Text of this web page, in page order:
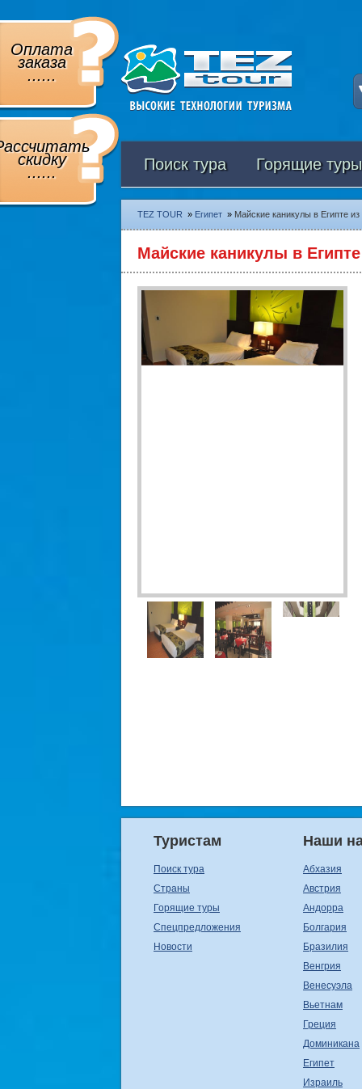
Оплата
заказа
......
скидку
...... Поиск тура Горящие туры
TEZ TOUR » Египет » Майские каникулы в Египте
Майские каникулы в
Туристам
Поиск тура
Страны
Горящие туры
Спецпредложения
Новости
Наши
Абхазия
Австрия
Андорра
Болгария
Бразилия
Венгрия
Венесуэла
Вьетнам
Греция
Доминикана
Египет
Израиль